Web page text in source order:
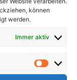
können
werden.
Immer aktiv
zeigt das